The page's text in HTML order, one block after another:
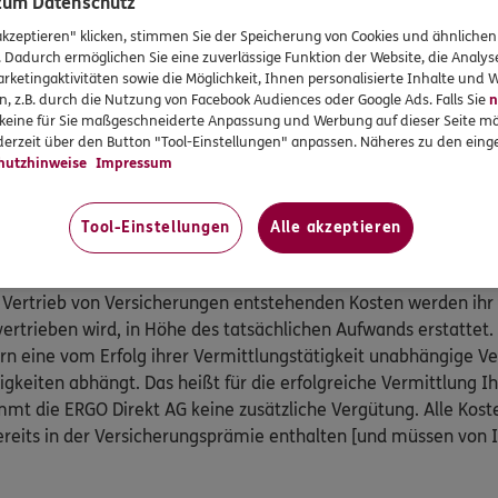
teil:
Kranken- und Pflegeversicherung, Postfach 06 02 22,
31,www.pkv-ombudsmann.de, sofern es um
geht.
e.V., Postfach 080632, 10006 Berlin, Telefon: 0800 /
mit anderen privaten Versicherungen geht (außer
an.
Vertrieb von Versicherungen entstehenden Kosten werden
wird, in Höhe des tatsächlichen Aufwands erstattet.
eine vom Erfolg ihrer Vermittlungstätigkeit unabhängige
abhängt. Das heißt für die erfolgreiche Vermittlung
die ERGO Direkt AG keine zusätzliche Vergütung. Alle
in der Versicherungsprämie enthalten [und müssen von
klicken, stimmen Sie der Speicherung von Cookies und
ermöglichen Sie eine zuverlässige Funktion der Website, die
sowie die Möglichkeit, Ihnen personalisierte Inhalte und
z.B. durch die Nutzung von Facebook Audiences oder Google Ads. Falls Sie
für Sie maßgeschneiderte Anpassung und Werbung auf dieser Seite
über den Button "Tool-Einstellungen" anpassen. Näheres zu den
Impressum
Tool-Einstellungen Alle akzeptieren